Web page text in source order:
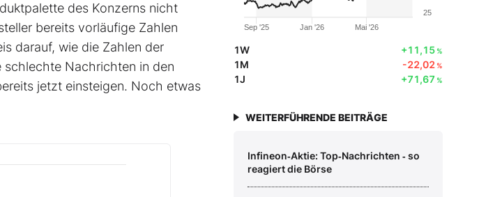
des Konzerns nicht
bereits vorläufige Zahlen
darauf, wie die Zahlen der
Nachrichten in den
jetzt einsteigen. Noch etwas
Jan '26
Sep '25 Mai '26
25
1W +11,15%
1M -22,02%
1J +71,67 %
WEITERFÜHRENDE BEITRÄGE
Infineon‑Aktie: Top‑Nachrichten ‑ so
reagiert die Börse